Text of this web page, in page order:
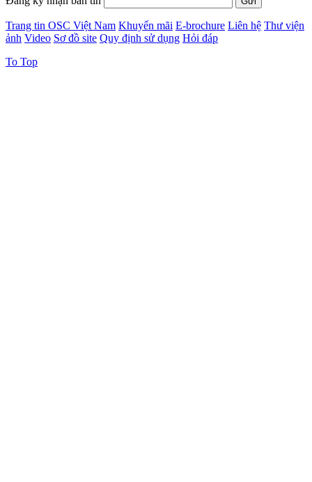
Trang tin OSC Việt Nam Khuyến mãi E-brochure Liên hệ Thư viện
ảnh Video Sơ đồ site Quy định sử dụng Hỏi đáp
To Top